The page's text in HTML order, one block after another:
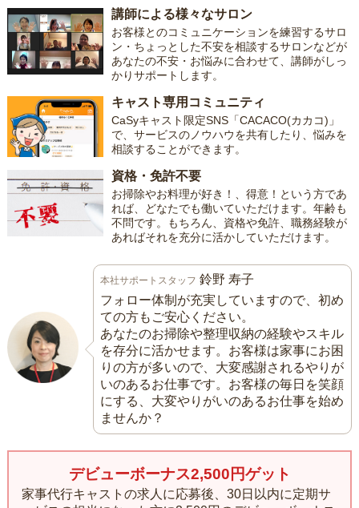
講師による様々なサロン
お客様とのコミュニケーションを練習するサロ
ン・ちょっとした不安を相談するサロンなどが
あなたの不安・お悩みに合わせて、講師がしっ
かりサポートします。
キャスト専用コミュニティ
CaSyキャスト限定SNS「CACACO(カカコ)」
で、サービスのノウハウを共有したり、悩みを
相談することができます。
資格・免許不要
お掃除やお料理が好き！、得意！という方であ
れば、どなたでも働いていただけます。年齢も
不問です。もちろん、資格や免許、職務経験が
あればそれを充分に活かしていただけます。
本社サポートスタッフ 鈴野 寿子
フォロー体制が充実していますので、初め
ての方もご安心ください。
あなたのお掃除や整理収納の経験やスキル
を存分に活かせます。お客様は家事にお困
りの方が多いので、大変感謝されるやりが
いのあるお仕事です。お客様の毎日を笑顔
にする、大変やりがいのあるお仕事を始め
ませんか？
デビューボーナス2,500円ゲット
家事代行キャストの求人に応募後、30日以内に定期サ